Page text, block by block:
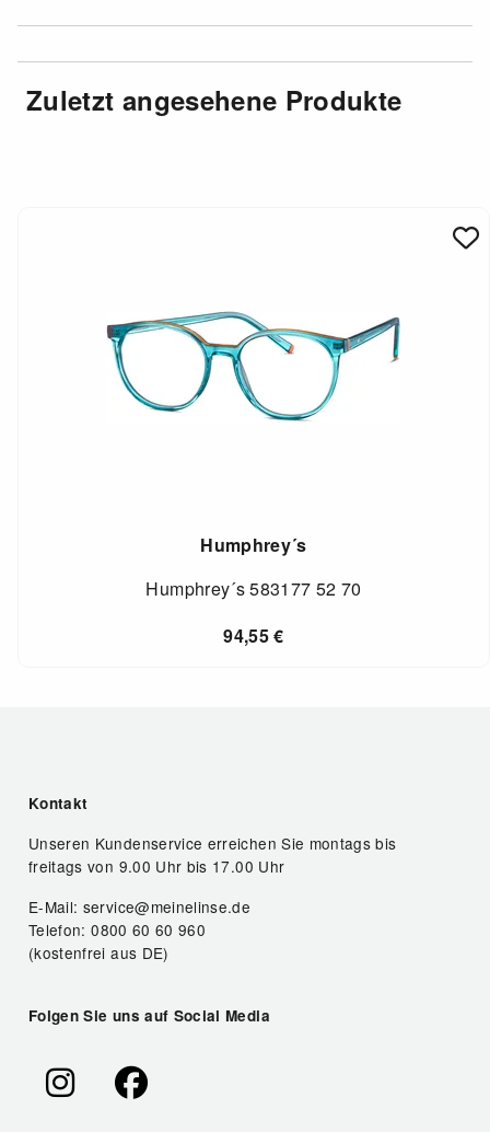
Zuletzt angesehene Produkte
Humphrey´s
Humphrey´s 583177 52 70
94,55€
Kontakt
Unseren Kundenservice erreichen Sie montags bis
freitags von 9.00 Uhr bis 17.00 Uhr
E-Mail: service@meinelinse.de
Telefon: 0800 60 60 960
(kostenfrei aus DE)
Folgen Sie uns auf Social Media